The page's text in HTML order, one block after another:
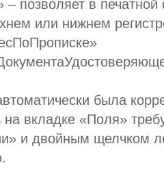
– позволяет в
или нижнем
была
на вкладке «Поля»
и двойным щелчком